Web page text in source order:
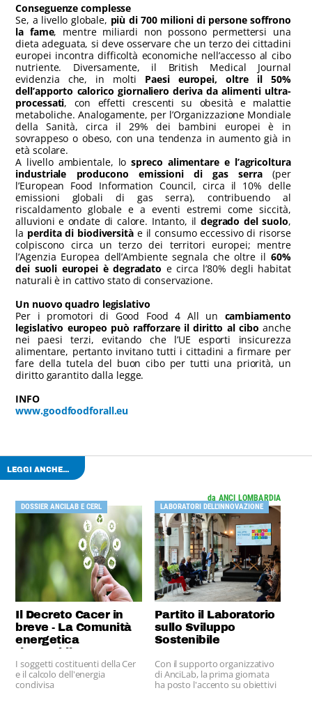
Conseguenze complesse
Se, a livello globale, più di 700 milioni di persone soffrono
la fame, mentre miliardi non possono permettersi una
dieta adeguata, si deve osservare che un terzo dei cittadini
europei incontra difficoltà economiche nell’accesso al cibo
nutriente. Diversamente, il British Medical Journal
evidenzia che, in molti Paesi europei, oltre il 50%
dell’apporto calorico giornaliero deriva da alimenti ultra-
processati, con effetti crescenti su obesità e malattie
metaboliche. Analogamente, per l’Organizzazione Mondiale
della Sanità, circa il 29% dei bambini europei è in
sovrappeso o obeso, con una tendenza in aumento già in
età scolare.
A livello ambientale, lospreco alimentare e l’agricoltura
industriale producono emissioni di gas serra(per
l’European Food Information Council, circa il 10% delle
emissioni globali di gas serra), contribuendo al
riscaldamento globale e a eventi estremi come siccità,
alluvioni e ondate di calore. Intanto, il degrado del suolo,
la perdita di biodiversitàe il consumo eccessivo di risorse
colpiscono circa un terzo dei territori europei; mentre
l’Agenzia Europea dell’Ambiente segnala che oltre il 60%
dei suoli europei è degradato e circa l’80% degli habitat
naturali è in cattivo stato di conservazione.
Un nuovo quadro legislativo
Per i promotori di Good Food 4 All un cambiamento
legislativo europeo può rafforzare il diritto al cibo anche
nei paesi terzi, evitando che l’UE esporti insicurezza
alimentare, pertanto invitano tutti i cittadini a firmare per
fare della tutela del buon cibo per tutti una priorità, un
diritto garantito dalla legge.
INFO
www.goodfoodforall.eu
LEGGI ANCHE...
DOSSIER ANCILAB E CERL
Il Decreto Cacer in
breve - La Comunità
energetica
rinnovabile
I soggetti costituenti della Cer
e il calcolo dell'energia
condivisa
da ANCI LOMBARDIA
LABORATORI DELL'INNOVAZIONE
Partito il Laboratorio
sullo Sviluppo
Sostenibile
Con il supporto organizzativo
di AnciLab, la prima giornata
ha posto l'accento su obiettivi